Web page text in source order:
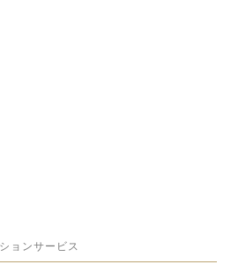
ョンサービス